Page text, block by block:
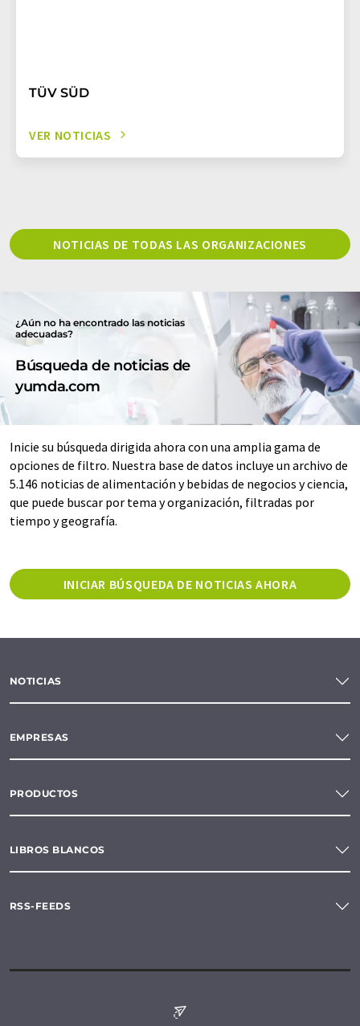
TÜV SÜD
VER NOTICIAS
NOTICIAS DE TODAS LAS ORGANIZACIONES
¿Aún no ha encontrado las noticias
adecuadas?
Búsqueda de noticias de
yumda.com
Inicie su búsqueda dirigida ahora con una amplia gama de
opciones de filtro. Nuestra base de datos incluye un archivo de
5.146 noticias de alimentación y bebidas de negocios y ciencia,
que puede buscar por tema y organización, filtradas por
tiempo y geografía.
INICIAR BÚSQUEDA DE NOTICIAS AHORA
NOTICIAS
EMPRESAS
PRODUCTOS
LIBROS BLANCOS
RSS-FEEDS